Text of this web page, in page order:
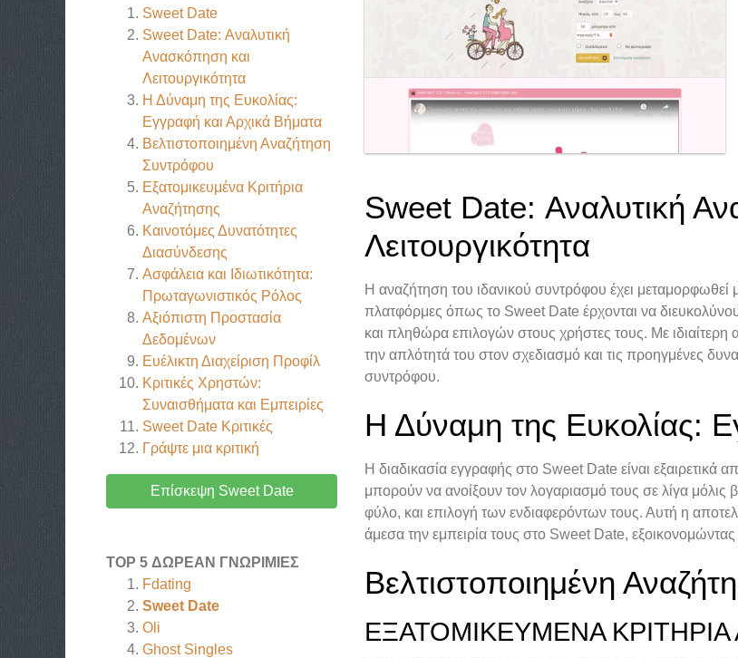
Sweet Date
Sweet Date: Αναλυτική
Ανασκόπηση και
Λειτουργικότητα
Η Δύναμη της Ευκολίας:
Εγγραφή και Αρχικά Βήματα
Βελτιστοποιημένη Αναζήτηση
Συντρόφου
Εξατομικευμένα Κριτήρια
Αναζήτησης
Καινοτόμες Δυνατότητες
Διασύνδεσης
Ασφάλεια και Ιδιωτικότητα:
Πρωταγωνιστικός Ρόλος
Αξιόπιστη Προστασία
Δεδομένων
Ευέλικτη Διαχείριση Προφίλ
Κριτικές Χρηστών:
Συναισθήματα και Εμπειρίες
Sweet Date Κριτικές
Γράψτε μια κριτική
Επίσκεψη Sweet Date
TOP 5 ΔΩΡΕΆΝ ΓΝΩΡΙΜΊΕΣ
Fdating
Sweet Date
Oli
Ghost Singles
Sweet Date: Αναλυτική
Λειτουργικότητα
Η αναζήτηση του ιδανικού συντρόφου έχει
πλατφόρμες όπως το Sweet Date έρχονται να
και πληθώρα επιλογών στους χρήστες τους. Με ιδιαίτερη
την απλότητά του στον σχεδιασμό και τις προηγμένες
συντρόφου.
Η Δύναμη της Ευκολίας:
Η διαδικασία εγγραφής στο Sweet Date είναι εξαιρετικά
μπορούν να ανοίξουν τον λογαριασμό τους σε λίγα
φύλο, και επιλογή των ενδιαφερόντων τους. Αυτή η
άμεσα την εμπειρία τους στο Sweet Date,
Βελτιστοποιημένη
ΕΞΑΤΟΜΙΚΕΥΜΈΝΑ